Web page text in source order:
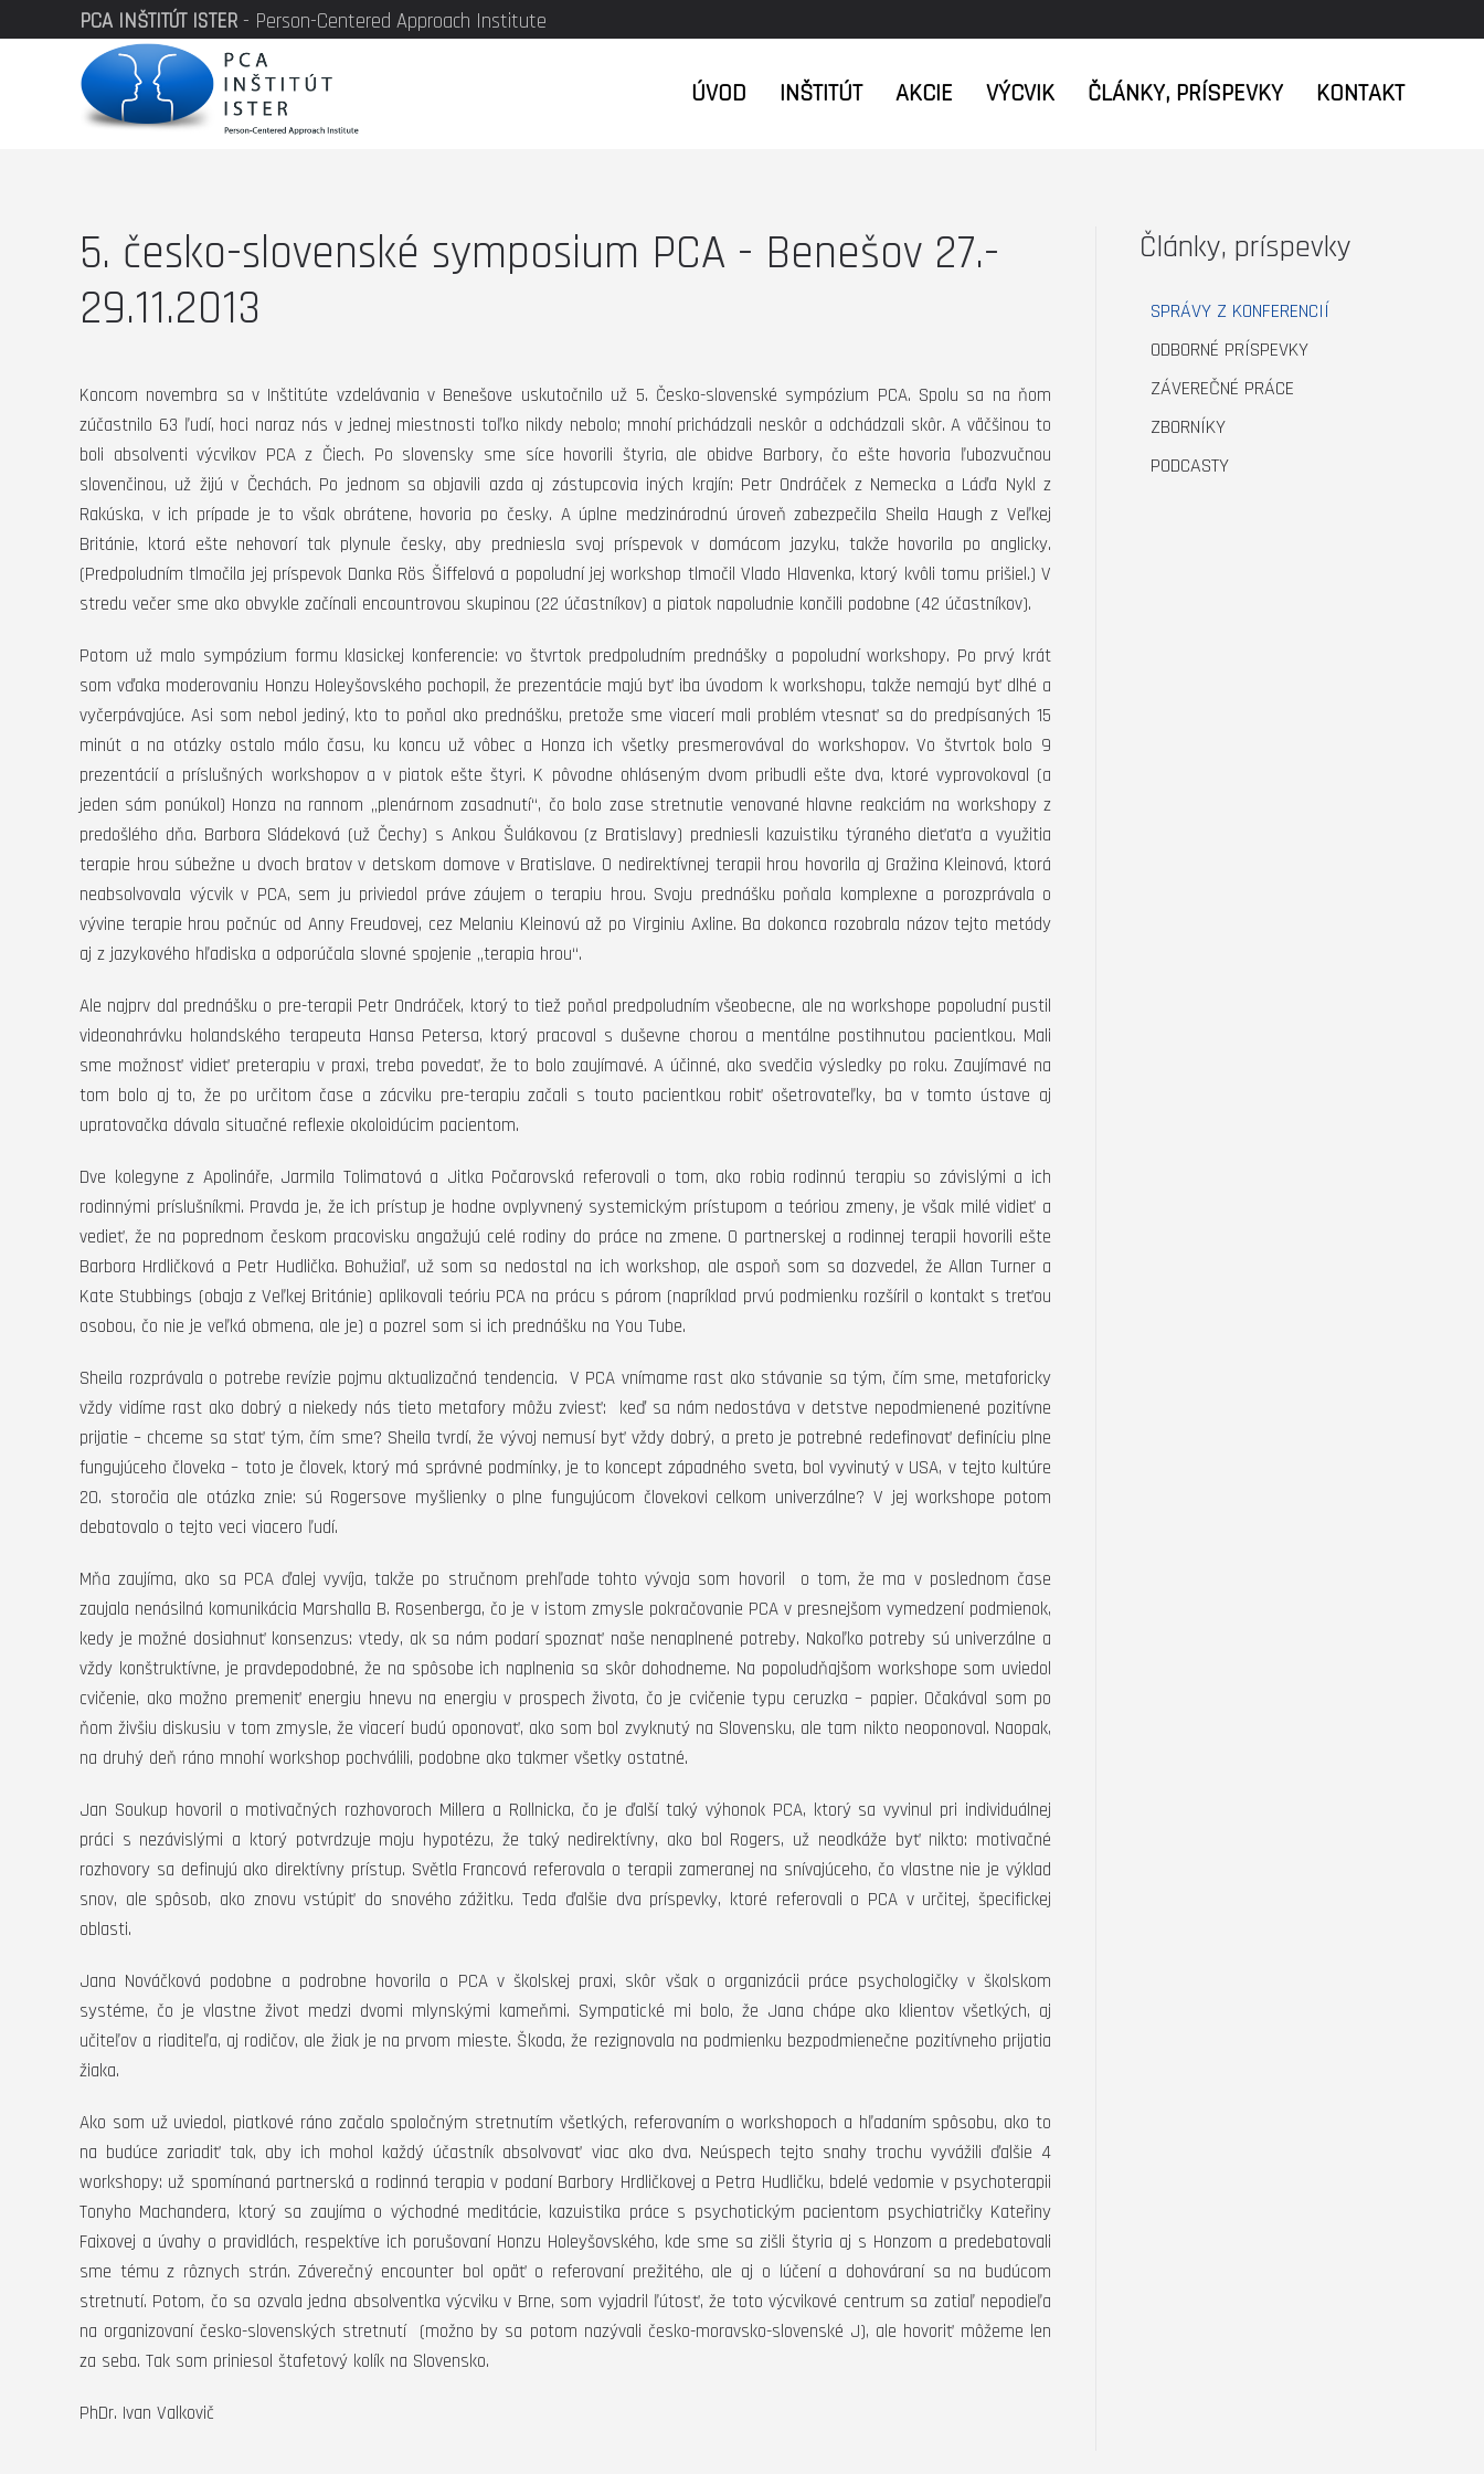
PCA INŠTITÚT ISTER - Person-Centered Approach Institute
ÚVOD INŠTITÚT AKCIE VÝCVIK ČLÁNKY, PRÍSPEVKY KONTAKT
5. česko-slovenské symposium PCA - Benešov 27.-
29.11.2013
Koncom novembra sa v Inštitúte vzdelávania v Benešove uskutočnilo už 5. Česko-slovenské sympózium PCA. Spolu sa na ňom
zúčastnilo 63 ľudí, hoci naraz nás v jednej miestnosti toľko nikdy nebolo; mnohí prichádzali neskôr a odchádzali skôr. A väčšinou to
boli absolventi výcvikov PCA z Čiech. Po slovensky sme síce hovorili štyria, ale obidve Barbory, čo ešte hovoria ľubozvučnou
slovenčinou, už žijú v Čechách. Po jednom sa objavili azda aj zástupcovia iných krajín: Petr Ondráček z Nemecka a Láďa Nykl z
Rakúska, v ich prípade je to však obrátene, hovoria po česky. A úplne medzinárodnú úroveň zabezpečila Sheila Haugh z Veľkej
Británie, ktorá ešte nehovorí tak plynule česky, aby predniesla svoj príspevok v domácom jazyku, takže hovorila po anglicky.
(Predpoludním tlmočila jej príspevok Danka Rös Šiffelová a popoludní jej workshop tlmočil Vlado Hlavenka, ktorý kvôli tomu prišiel.) V
stredu večer sme ako obvykle začínali encountrovou skupinou (22 účastníkov) a piatok napoludnie končili podobne (42 účastníkov).
Potom už malo sympózium formu klasickej konferencie: vo štvrtok predpoludním prednášky a popoludní workshopy. Po prvý krát
som vďaka moderovaniu Honzu Holeyšovského pochopil, že prezentácie majú byť iba úvodom k workshopu, takže nemajú byť dlhé a
vyčerpávajúce. Asi som nebol jediný, kto to poňal ako prednášku, pretože sme viacerí mali problém vtesnať sa do predpísaných 15
minút a na otázky ostalo málo času, ku koncu už vôbec a Honza ich všetky presmerovával do workshopov. Vo štvrtok bolo 9
prezentácií a príslušných workshopov a v piatok ešte štyri. K pôvodne ohláseným dvom pribudli ešte dva, ktoré vyprovokoval (a
jeden sám ponúkol) Honza na rannom „plenárnom zasadnutí“, čo bolo zase stretnutie venované hlavne reakciám na workshopy z
predošlého dňa. Barbora Sládeková (už Čechy) s Ankou Šulákovou (z Bratislavy) predniesli kazuistiku týraného dieťaťa a využitia
terapie hrou súbežne u dvoch bratov v detskom domove v Bratislave. O nedirektívnej terapii hrou hovorila aj Gražina Kleinová, ktorá
neabsolvovala výcvik v PCA, sem ju priviedol práve záujem o terapiu hrou. Svoju prednášku poňala komplexne a porozprávala o
vývine terapie hrou počnúc od Anny Freudovej, cez Melaniu Kleinovú až po Virginiu Axline. Ba dokonca rozobrala názov tejto metódy
aj z jazykového hľadiska a odporúčala slovné spojenie „terapia hrou“.
Ale najprv dal prednášku o pre-terapii Petr Ondráček, ktorý to tiež poňal predpoludním všeobecne, ale na workshope popoludní pustil
videonahrávku holandského terapeuta Hansa Petersa, ktorý pracoval s duševne chorou a mentálne postihnutou pacientkou. Mali
sme možnosť vidieť preterapiu v praxi, treba povedať, že to bolo zaujímavé. A účinné, ako svedčia výsledky po roku. Zaujímavé na
tom bolo aj to, že po určitom čase a zácviku pre-terapiu začali s touto pacientkou robiť ošetrovateľky, ba v tomto ústave aj
upratovačka dávala situačné reflexie okoloidúcim pacientom.
Dve kolegyne z Apolináře, Jarmila Tolimatová a Jitka Počarovská referovali o tom, ako robia rodinnú terapiu so závislými a ich
rodinnými príslušníkmi. Pravda je, že ich prístup je hodne ovplyvnený systemickým prístupom a teóriou zmeny, je však milé vidieť a
vedieť, že na poprednom českom pracovisku angažujú celé rodiny do práce na zmene. O partnerskej a rodinnej terapii hovorili ešte
Barbora Hrdličková a Petr Hudlička. Bohužiaľ, už som sa nedostal na ich workshop, ale aspoň som sa dozvedel, že Allan Turner a
Kate Stubbings (obaja z Veľkej Británie) aplikovali teóriu PCA na prácu s párom (napríklad prvú podmienku rozšíril o kontakt s treťou
osobou, čo nie je veľká obmena, ale je) a pozrel som si ich prednášku na You Tube.
Sheila rozprávala o potrebe revízie pojmu aktualizačná tendencia. V PCA vnímame rast ako stávanie sa tým, čím sme, metaforicky
vždy vidíme rast ako dobrý a niekedy nás tieto metafory môžu zviesť: keď sa nám nedostáva v detstve nepodmienené pozitívne
prijatie – chceme sa stať tým, čím sme? Sheila tvrdí, že vývoj nemusí byť vždy dobrý, a preto je potrebné redefinovať definíciu plne
fungujúceho človeka – toto je človek, ktorý má správné podmínky, je to koncept západného sveta, bol vyvinutý v USA, v tejto kultúre
20. storočia ale otázka znie: sú Rogersove myšlienky o plne fungujúcom človekovi celkom univerzálne? V jej workshope potom
debatovalo o tejto veci viacero ľudí.
Mňa zaujíma, ako sa PCA ďalej vyvíja, takže po stručnom prehľade tohto vývoja som hovoril o tom, že ma v poslednom čase
zaujala nenásilná komunikácia Marshalla B. Rosenberga, čo je v istom zmysle pokračovanie PCA v presnejšom vymedzení podmienok,
kedy je možné dosiahnuť konsenzus: vtedy, ak sa nám podarí spoznať naše nenaplnené potreby. Nakoľko potreby sú univerzálne a
vždy konštruktívne, je pravdepodobné, že na spôsobe ich naplnenia sa skôr dohodneme. Na popoludňajšom workshope som uviedol
cvičenie, ako možno premeniť energiu hnevu na energiu v prospech života, čo je cvičenie typu ceruzka – papier. Očakával som po
ňom živšiu diskusiu v tom zmysle, že viacerí budú oponovať, ako som bol zvyknutý na Slovensku, ale tam nikto neoponoval. Naopak,
na druhý deň ráno mnohí workshop pochválili, podobne ako takmer všetky ostatné.
Jan Soukup hovoril o motivačných rozhovoroch Millera a Rollnicka, čo je ďalší taký výhonok PCA, ktorý sa vyvinul pri individuálnej
práci s nezávislými a ktorý potvrdzuje moju hypotézu, že taký nedirektívny, ako bol Rogers, už neodkáže byť nikto: motivačné
rozhovory sa definujú ako direktívny prístup. Světla Francová referovala o terapii zameranej na snívajúceho, čo vlastne nie je výklad
snov, ale spôsob, ako znovu vstúpiť do snového zážitku. Teda ďalšie dva príspevky, ktoré referovali o PCA v určitej, špecifickej
oblasti.
Jana Nováčková podobne a podrobne hovorila o PCA v školskej praxi, skôr však o organizácii práce psychologičky v školskom
systéme, čo je vlastne život medzi dvomi mlynskými kameňmi. Sympatické mi bolo, že Jana chápe ako klientov všetkých, aj
učiteľov a riaditeľa, aj rodičov, ale žiak je na prvom mieste. Škoda, že rezignovala na podmienku bezpodmienečne pozitívneho prijatia
žiaka.
Ako som už uviedol, piatkové ráno začalo spoločným stretnutím všetkých, referovaním o workshopoch a hľadaním spôsobu, ako to
na budúce zariadiť tak, aby ich mohol každý účastník absolvovať viac ako dva. Neúspech tejto snahy trochu vyvážili ďalšie 4
workshopy: už spomínaná partnerská a rodinná terapia v podaní Barbory Hrdličkovej a Petra Hudličku, bdelé vedomie v psychoterapii
Tonyho Machandera, ktorý sa zaujíma o východné meditácie, kazuistika práce s psychotickým pacientom psychiatričky Kateřiny
Faixovej a úvahy o pravidlách, respektíve ich porušovaní Honzu Holeyšovského, kde sme sa zišli štyria aj s Honzom a predebatovali
sme tému z rôznych strán. Záverečný encounter bol opäť o referovaní prežitého, ale aj o lúčení a dohováraní sa na budúcom
stretnutí. Potom, čo sa ozvala jedna absolventka výcviku v Brne, som vyjadril ľútosť, že toto výcvikové centrum sa zatiaľ nepodieľa
na organizovaní česko-slovenských stretnutí (možno by sa potom nazývali česko-moravsko-slovenské J), ale hovoriť môžeme len
za seba. Tak som priniesol štafetový kolík na Slovensko.
PhDr. Ivan Valkovič
Články, príspevky
SPRÁVY Z KONFERENCIÍ
ODBORNÉ PRÍSPEVKY
ZÁVEREČNÉ PRÁCE
ZBORNÍKY
PODCASTY